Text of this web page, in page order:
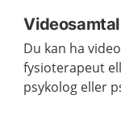
Du kan ha
fysioterapeut
psykolog eller